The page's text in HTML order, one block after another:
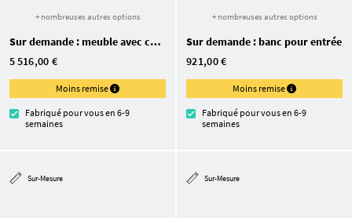
+ nombreuses autres options
Sur demande : meuble avec cubes intégrés
5 516,00 €
Moins remise
Fabriqué pour vous en 6-9
semaines
+ nombreuses autres options
Sur demande : banc pour entrée
921,00 €
Moins remise
Fabriqué pour vous en 6-9
semaines
Sur-Mesure Sur-Mesure